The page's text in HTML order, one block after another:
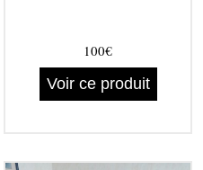
100€
Voir ce produit